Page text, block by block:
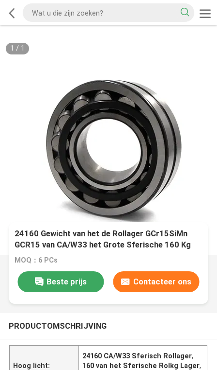
1 / 1
24160 Gewicht van het de Rollager GCr15SiMn
GCR15 van CA/W33 het Grote Sferische 160 Kg
MOQ：6 PCs
Beste prijs Contacteer ons
PRODUCTOMSCHRIJVING
Hoog licht:
24160 CA/W33 Sferisch Rollager,
160 van het Sferische Rolkg Lager,